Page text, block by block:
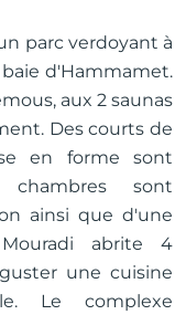
parc verdoyant à
d'Hammamet.
aux 2 saunas
Des courts de
en forme sont
chambres sont
ainsi que d'une
abrite 4
une cuisine
Le complexe